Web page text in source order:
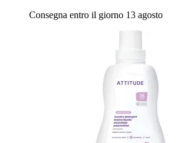
Consegna entro il giorno 13 agosto